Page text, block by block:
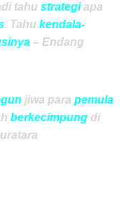
tahu strategi apa
. Tahu kendala-
– Endang
jiwa para pemula
berkecimpungdi